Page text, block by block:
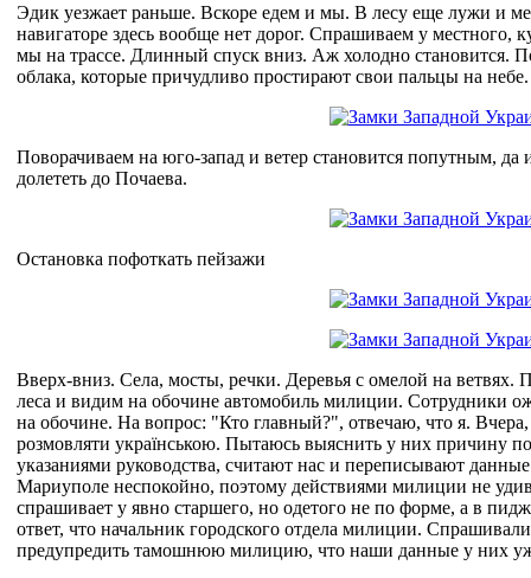
Эдик уезжает раньше. Вскоре едем и мы. В лесу еще лужи и
навигаторе здесь вообще нет дорог. Спрашиваем у местного,
мы на трассе. Длинный спуск вниз. Аж холодно становится.
облака, которые причудливо простирают свои пальцы на небе.
Поворачиваем на юго-запад и ветер становится попутным,
долететь до Почаева.
Остановка пофоткать пейзажи
Вверх-вниз. Села, мосты, речки. Деревья с омелой на ветвях.
леса и видим на обочине автомобиль милиции. Сотрудники
на обочине. На вопрос: "Кто главный?", отвечаю, что я.
розмовляти українською. Пытаюсь выяснить у них причину
указаниями руководства, считают нас и переписывают
Мариуполе неспокойно, поэтому действиями милиции не
спрашивает у явно старшего, но одетого не по форме, а в
ответ, что начальник городского отдела милиции.
предупредить тамошнюю милицию, что наши данные у них